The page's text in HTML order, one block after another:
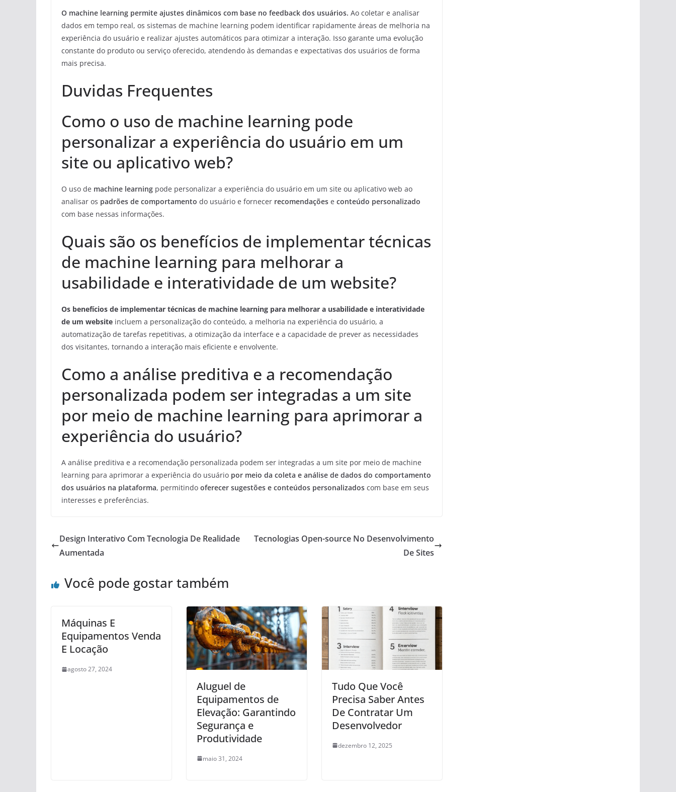
O machine learning permite ajustes dinâmicos com base no feedback dos usuários. Ao coletar e analisar
dados em tempo real, os sistemas de machine learning podem identificar rapidamente áreas de melhoria na
experiência do usuário e realizar ajustes automáticos para otimizar a interação. Isso garante uma evolução
constante do produto ou serviço oferecido, atendendo às demandas e expectativas dos usuários de forma
mais precisa.
Duvidas Frequentes
Como o uso de machine learning pode
personalizar a experiência do usuário em um
site ou aplicativo web?
O uso de machine learning pode personalizar a experiência do usuário em um site ou aplicativo web ao
analisar os padrões de comportamento do usuário e fornecer recomendações e conteúdo personalizado
com base nessas informações.
Quais são os benefícios de implementar técnicas
de machine learning para melhorar a
usabilidade e interatividade de um website?
Os benefícios de implementar técnicas de machine learning para melhorar a usabilidade e interatividade
de um website incluem a personalização do conteúdo, a melhoria na experiência do usuário, a
automatização de tarefas repetitivas, a otimização da interface e a capacidade de prever as necessidades
dos visitantes, tornando a interação mais eficiente e envolvente.
Como a análise preditiva e a recomendação
personalizada podem ser integradas a um site
por meio de machine learning para aprimorar a
experiência do usuário?
A análise preditiva e a recomendação personalizada podem ser integradas a um site por meio de machine
learning para aprimorar a experiência do usuário por meio da coleta e análise de dados do comportamento
dos usuários na plataforma, permitindo oferecer sugestões e conteúdos personalizados com base em seus
interesses e preferências.
Design Interativo Com Tecnologia De Realidade
Aumentada
Tecnologias Open-source No Desenvolvimento
De Sites
Você pode gostar também
Máquinas E
Equipamentos Venda
E Locação
agosto 27, 2024
Aluguel de
Equipamentos de
Elevação: Garantindo
Segurança e
Produtividade
maio 31, 2024
Tudo Que Você
Precisa Saber Antes
De Contratar Um
Desenvolvedor
dezembro 12, 2025